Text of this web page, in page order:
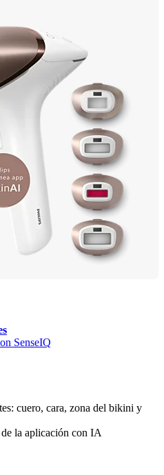
SenseIQ
cuero, cara, zona del bikini y
la aplicación con IA